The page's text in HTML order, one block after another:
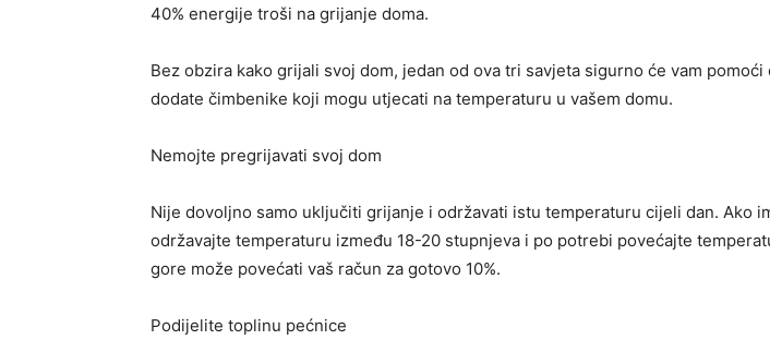
40% energije troši na grijanje doma.
Bez obzira kako grijali svoj dom, jedan od ova tri savjeta sigurno će vam
dodate čimbenike koji mogu utjecati na temperaturu u vašem domu.
Nemojte pregrijavati svoj dom
Nije dovoljno samo uključiti grijanje i održavati istu temperaturu cijeli dan. Ako
održavajte temperaturu između 18-20 stupnjeva i po potrebi povećajte
gore može povećati vaš račun za gotovo 10%.
Podijelite toplinu pećnice